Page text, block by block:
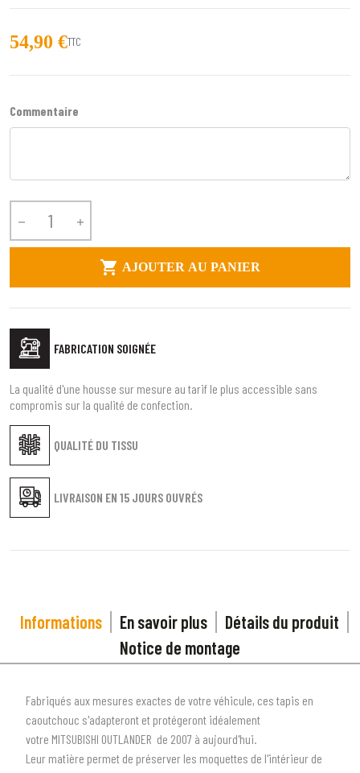
54,90 €TTC
Commentaire
 
 AJOUTER AU PANIER
FABRICATION SOIGNÉE
QUALITÉ DU TISSU
LIVRAISON EN 15 JOURS OUVRÉS
La qualité d'une housse sur mesure au tarif le plus accessible sans
compromis sur la qualité de confection.
Informations En savoir plus
Détails du produit
Notice de montage
Fabriqués aux mesures exactes de votre véhicule, ces tapis en
caoutchouc s'adapteront et protégeront idéalement
votre MITSUBISHI OUTLANDER de 2007 à aujourd'hui
Leur matière permet de préserver les moquettes de l'intérieur de